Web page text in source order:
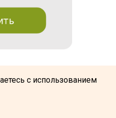
с использованием